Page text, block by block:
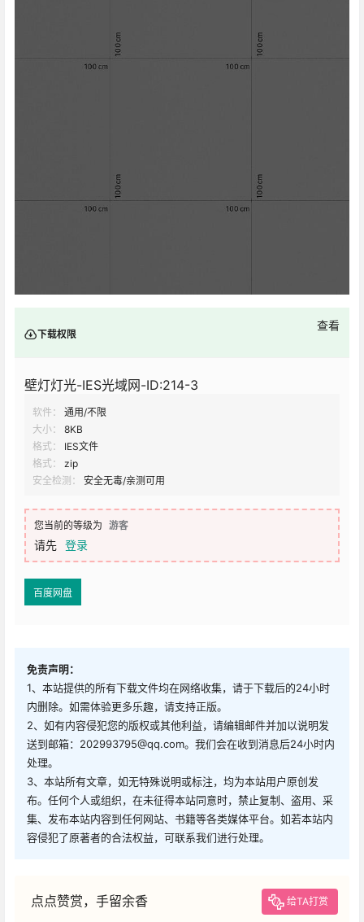
下载权限
查看
壁灯灯光-IES光域网-ID:214-3
软件：
通用/不限
大小：
8KB
格式：
IES文件
格式：
zip
安全检测：
安全无毒/亲测可用
您当前的等级为 游客
请先 登录
百度网盘
免责声明：
1、本站提供的所有下载文件均在网络收集，请于下载后的24小时
内删除。如需体验更多乐趣，请支持正版。
2、如有内容侵犯您的版权或其他利益，请编辑邮件并加以说明发
送到邮箱：202993795@qq.com。我们会在收到消息后24小时内
处理。
3、本站所有文章，如无特殊说明或标注，均为本站用户原创发
布。任何个人或组织，在未征得本站同意时，禁止复制、盗用、采
集、发布本站内容到任何网站、书籍等各类媒体平台。如若本站内
容侵犯了原著者的合法权益，可联系我们进行处理。
点点赞赏，手留余香 给TA打赏